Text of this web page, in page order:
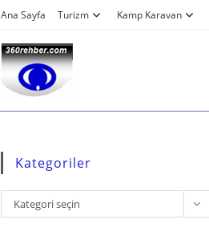
Ana Sayfa Turizm Kamp Karavan
Kategoriler
Kategoriler
Kategori seçin